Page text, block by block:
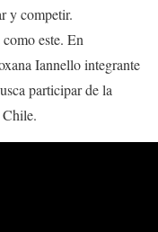
y competir.
este. En
Iannello integrante
participar de la
Chile.